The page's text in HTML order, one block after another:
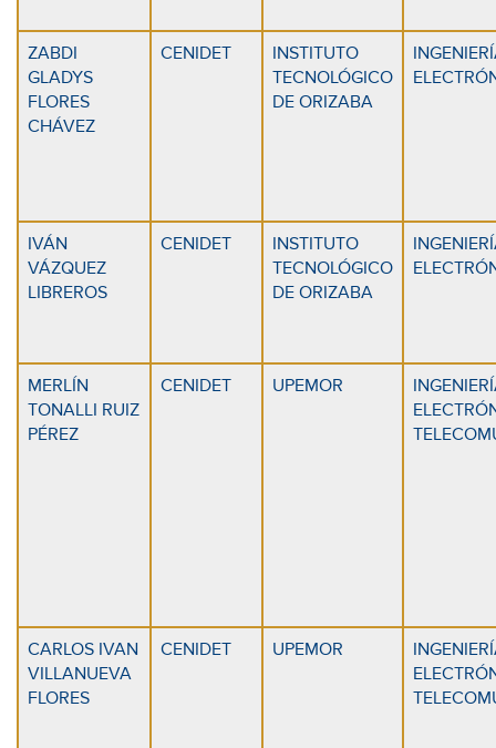
ZABDI
GLADYS
FLORES
CHÁVEZ
CENIDET
INSTITUTO
TECNOLÓGICO
DE ORIZABA
IVÁN
VÁZQUEZ
LIBREROS
CENIDET
INSTITUTO
TECNOLÓGICO
DE ORIZABA
MERLÍN
TONALLI RUIZ
PÉREZ
CENIDET UPEMOR
CARLOS IVAN
VILLANUEVA
FLORES
CENIDET UPEMOR